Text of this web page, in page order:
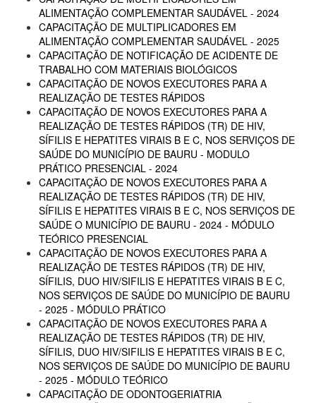
ALIMENTAÇÃO COMPLEMENTAR SAUDÁVEL - 2024
CAPACITAÇÃO DE MULTIPLICADORES EM
ALIMENTAÇÃO COMPLEMENTAR SAUDÁVEL - 2025
CAPACITAÇÃO DE NOTIFICAÇÃO DE ACIDENTE DE
TRABALHO COM MATERIAIS BIOLÓGICOS
CAPACITAÇÃO DE NOVOS EXECUTORES PARA A
REALIZAÇÃO DE TESTES RÁPIDOS
CAPACITAÇÃO DE NOVOS EXECUTORES PARA A
REALIZAÇÃO DE TESTES RÁPIDOS (TR) DE HIV,
SÍFILIS E HEPATITES VIRAIS B E C, NOS SERVIÇOS DE
SAÚDE DO MUNICÍPIO DE BAURU - MODULO
PRÁTICO PRESENCIAL - 2024
CAPACITAÇÃO DE NOVOS EXECUTORES PARA A
REALIZAÇÃO DE TESTES RÁPIDOS (TR) DE HIV,
SÍFILIS E HEPATITES VIRAIS B E C, NOS SERVIÇOS DE
SAÚDE O MUNICÍPIO DE BAURU - 2024 - MÓDULO
TEÓRICO PRESENCIAL
CAPACITAÇÃO DE NOVOS EXECUTORES PARA A
REALIZAÇÃO DE TESTES RÁPIDOS (TR) DE HIV,
SÍFILIS, DUO HIV/SIFILIS E HEPATITES VIRAIS B E C,
NOS SERVIÇOS DE SAÚDE DO MUNICÍPIO DE BAURU
- 2025 - MÓDULO PRÁTICO
CAPACITAÇÃO DE NOVOS EXECUTORES PARA A
REALIZAÇÃO DE TESTES RÁPIDOS (TR) DE HIV,
SÍFILIS, DUO HIV/SIFILIS E HEPATITES VIRAIS B E C,
NOS SERVIÇOS DE SAÚDE DO MUNICÍPIO DE BAURU
- 2025 - MÓDULO TEÓRICO
CAPACITAÇÃO DE ODONTOGERIATRIA